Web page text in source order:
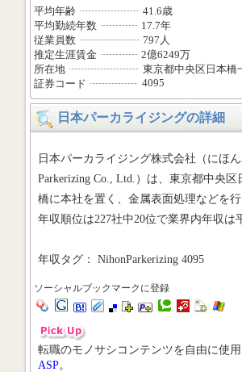
平均年齢
41.6歳
平均勤続年数
17.7年
従業員数
797人
推定生涯賃金
2億6249万
所在地
東京都中央区日本橋
証券コード
4095
日本パーカライジングの詳細
日本パーカライジング株式会社（にほ
Parkerizing Co., Ltd.）は、東京都中央
橋に本社を置く、金属表面処理などを
年収順位は227社中20位で業界内年収は
年収タグ： NihonParkerizing 4095
ソーシャルブックマークに登録
転職のモノサシコンテンツを自由に使
ASP。